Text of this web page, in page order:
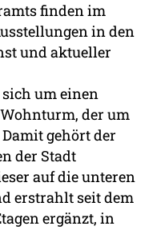
finden im
in den
und aktueller
sich um einen
der um
gehört der
der Stadt
auf die unteren
erstrahlt seit dem
ergänzt, in